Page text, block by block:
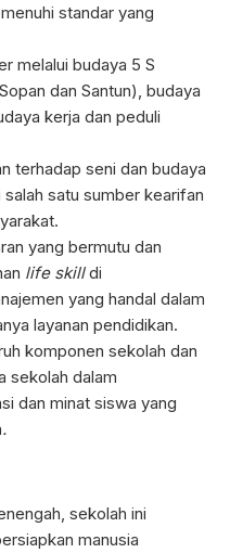
standar yang
melalui budaya 5 S
dan Santun), budaya
kerja dan peduli
terhadap seni dan budaya
satu sumber kearifan
yang bermutu dan
life skilldi
yang handal dalam
layanan pendidikan.
komponen sekolah dan
sekolah dalam
dan minat siswa yang
.
sekolah ini
manusia